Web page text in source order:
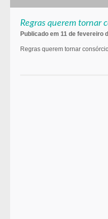
Regras querem tornar
Publicado em 11 de fevereiro
Regras querem tornar